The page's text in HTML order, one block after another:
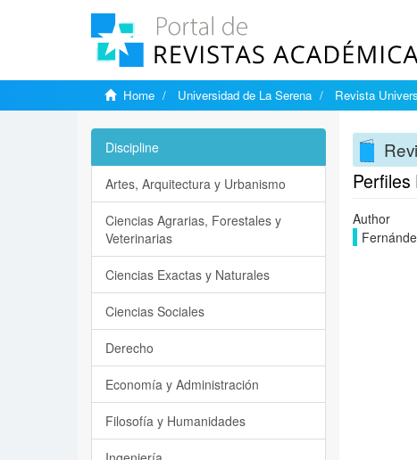
Home Universidad de La Serena Revista
Perfiles
Author
Discipline
Artes, Arquitectura y Urbanismo
Ciencias Agrarias, Forestales y
Veterinarias
Ciencias Exactas y Naturales
Ciencias Sociales
Derecho
Economía y Administración
Filosofía y Humanidades